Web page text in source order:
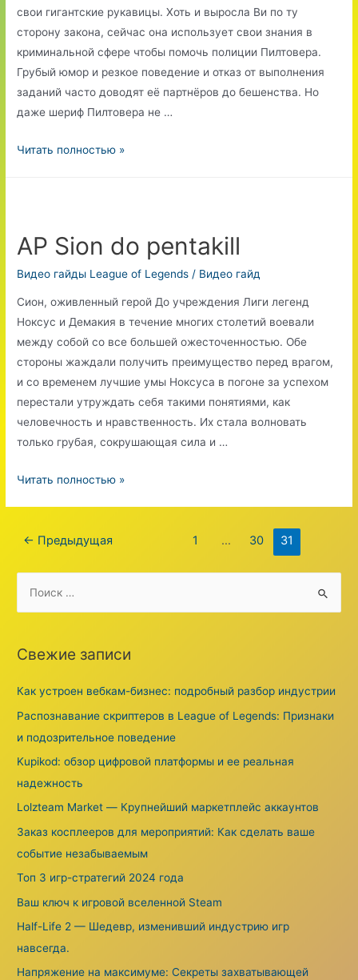
свои гигантские рукавицы. Хоть и выросла Ви по ту
сторону закона, сейчас она использует свои знания в
криминальной сфере чтобы помочь полиции Пилтовера.
Грубый юмор и резкое поведение и отказ от выполнения
заданий часто доводят её партнёров до бешенства. Но
даже шериф Пилтовера не …
Vi
Читать полностью »
AP Sion do pentakill
Видео гайды League of Legends / Видео гайд
Сион, оживленный герой До учреждения Лиги легенд
Ноксус и Демакия в течение многих столетий воевали
между собой со все большей ожесточенностью. Обе
стороны жаждали получить преимущество перед врагом,
и со временем лучшие умы Ноксуса в погоне за успехом
перестали утруждать себя такими понятиями, как
человечность и нравственность. Их стала волновать
только грубая, сокрушающая сила и …
AP
pentakill
Читать полностью »
Пагинация
← Предыдущая 1 … 30 31
r
h
f
o
r
Свежие записи
Как устроен вебкам-бизнес: подробный разбор индустрии
Распознавание скриптеров в League of Legends: Признаки
и подозрительное поведение
Kupikod: обзор цифровой платформы и ее реальная
надежность
Lolzteam Market — Крупнейший маркетплейс аккаунтов
Заказ косплееров для мероприятий: Как сделать ваше
событие незабываемым
Топ 3 игр-стратегий 2024 года
Ваш ключ к игровой вселенной Steam
Half-Life 2 — Шедевр, изменивший индустрию игр
навсегда.
Напряжение на максимуме: Секреты захватывающей